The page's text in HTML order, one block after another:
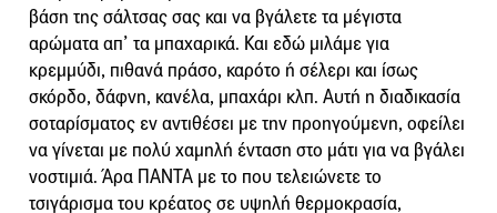
βάση της σάλτσας σας και να βγάλετε τα μέγιστα
αρώματα απ’ τα μπαχαρικά. Και εδώ μιλάμε για
κρεμμύδι, πιθανά πράσο, καρότο ή σέλερι και ίσως
σκόρδο, δάφνη, κανέλα, μπαχάρι κλπ. Αυτή η διαδικασία
σοταρίσματος εν αντιθέσει με την προηγούμενη, οφείλει
να γίνεται με πολύ χαμηλή ένταση στο μάτι για να βγάλει
νοστιμιά. Άρα ΠΑΝΤΑ με το που τελειώνετε το
τσιγάρισμα του κρέατος σε υψηλή θερμοκρασία,